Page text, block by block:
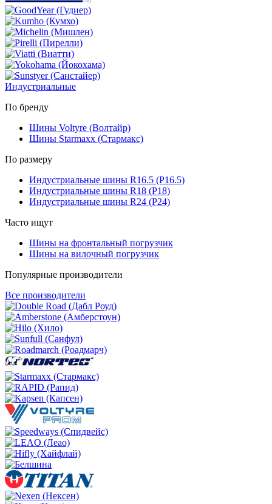
Индустриальные
По бренду
Шины Voltyre (Волтайр)
Шины Starmaxx (Стармакс)
По размеру
Индустриальные шины R16.5 (Р16.5)
Индустриальные шины R18 (Р18)
Индустриальные шины R24 (Р24)
Часто ищут
Шины на фронтальный погрузчик
Шины на вилочный погрузчик
Популярные производители
Все производители